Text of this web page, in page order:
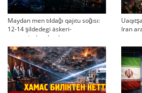
Maydan men tıldağı qajıtu soğısı:
12-14 şildedegi äskeri-
strategiyalıq ahual
Iran
qayta